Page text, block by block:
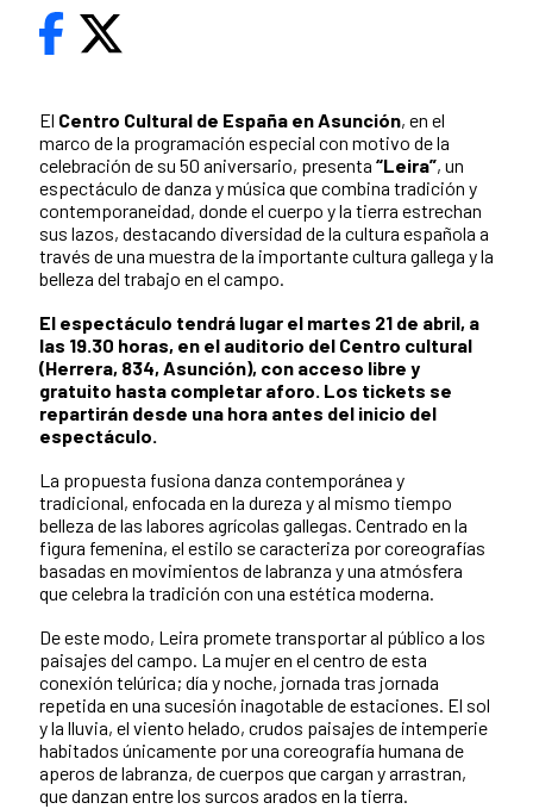
El Centro Cultural de España en Asunción, en el
marco de la programación especial con motivo de la
celebración de su 50 aniversario, presenta “Leira”, un
espectáculo de danza y música que combina tradición y
contemporaneidad, donde el cuerpo y la tierra estrechan
sus lazos, destacando diversidad de la cultura española a
través de una muestra de la importante cultura gallega y la
belleza del trabajo en el campo.
El espectáculo tendrá lugar el martes 21 de abril, a
las 19.30 horas, en el auditorio del Centro cultural
(Herrera, 834, Asunción), con acceso libre y
gratuito hasta completar aforo. Los tickets se
repartirán desde una hora antes del inicio del
espectáculo.
La propuesta fusiona danza contemporánea y
tradicional, enfocada en la dureza y al mismo tiempo
belleza de las labores agrícolas gallegas. Centrado en la
figura femenina, el estilo se caracteriza por coreografías
basadas en movimientos de labranza y una atmósfera
que celebra la tradición con una estética moderna.
De este modo, Leira promete transportar al público a los
paisajes del campo. La mujer en el centro de esta
conexión telúrica; día y noche, jornada tras jornada
repetida en una sucesión inagotable de estaciones. El sol
y la lluvia, el viento helado, crudos paisajes de intemperie
habitados únicamente por una coreografía humana de
aperos de labranza, de cuerpos que cargan y arrastran,
que danzan entre los surcos arados en la tierra.